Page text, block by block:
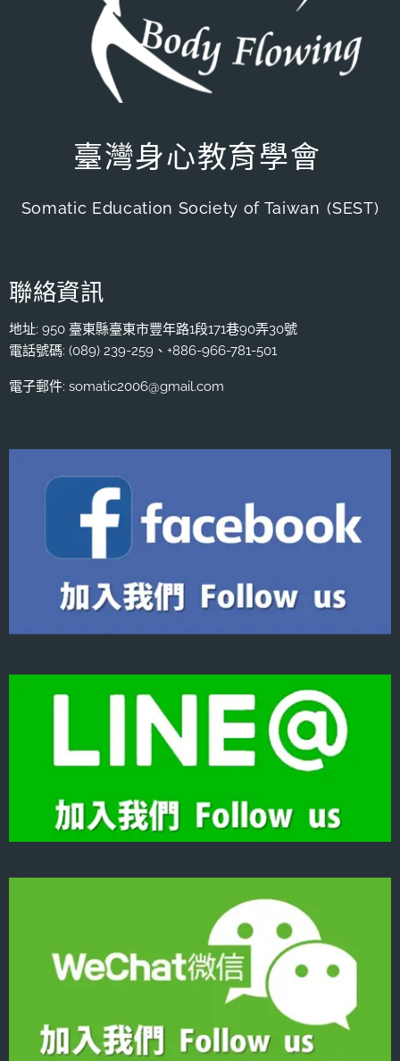
臺灣身心教育學會
Somatic Education Society of Taiwan (SEST)
聯絡資訊
地址: 950 臺東縣臺東市豐年路1段171巷90弄30號
電話號碼: (089) 239-259、+886-966-781-501
電子郵件: somatic2006@gmail.com